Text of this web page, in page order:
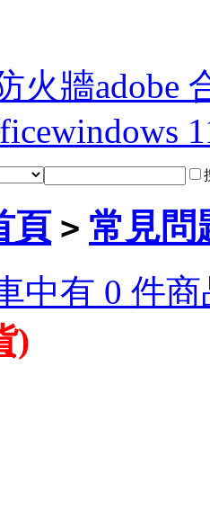
火牆adobe
windows
頁 > 常見問
中有 0 件
)